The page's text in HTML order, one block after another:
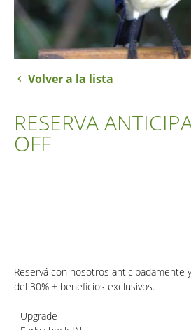
Volver a la lista
RESERVA
OFF
Reservá con nosotros
del 30% + beneficios exclusivos.
- Upgrade